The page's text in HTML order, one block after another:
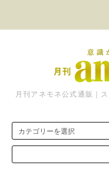
月刊アネモネ公式通販｜